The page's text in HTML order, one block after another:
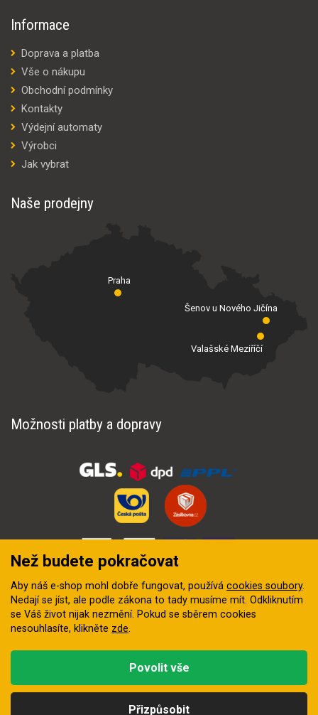
Informace
Doprava a platba
Vše o nákupu
Obchodní podmínky
Kontakty
Výdejní automaty
Výrobci
Jak vybrat
Naše prodejny
Praha
Valašské Meziříčí
Šenov u Nového Jičína
Možnosti platby a dopravy
digitální agentura FEO
Než budete pokračovat
Aby náš e-shop mohl dobře fungovat, používá cookies soubory.
Nedají se jíst, ale podle zákona to tady musíme mít. Odkliknutím
se Váš život nijak nezmění. Pokud se sběrem cookies
nesouhlasíte, klikněte zde.
Přizpůsobit
Povolit vše